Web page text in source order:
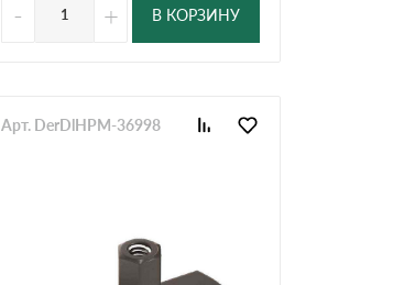
- + В КОРЗИНУ
Арт. DerDlHPM-36998